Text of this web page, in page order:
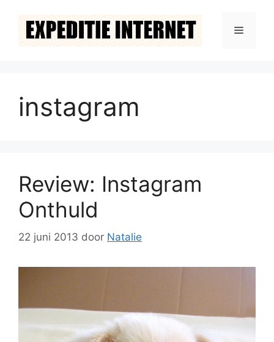
Menu
instagram
Review: Instagram
Onthuld
22 juni 2013 door Natalie